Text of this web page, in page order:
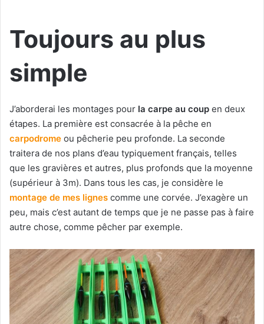
Toujours au plus
simple
J’aborderai les montages pour la carpe au coup en deux
étapes. La première est consacrée à la pêche en
carpodrome ou pêcherie peu profonde. La seconde
traitera de nos plans d’eau typiquement français, telles
que les gravières et autres, plus profonds que la moyenne
(supérieur à 3m). Dans tous les cas, je considère le
montage de mes lignes comme une corvée. J’exagère un
peu, mais c’est autant de temps que je ne passe pas à faire
autre chose, comme pêcher par exemple.